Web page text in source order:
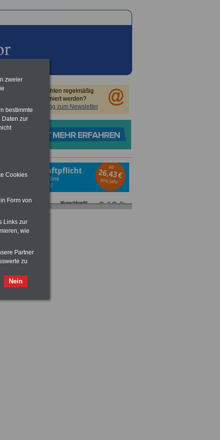
Sie möchten regelmäßig
informiert werden?
Anmeldung zum Newsletter
zweier
bestimmte
Daten zur
Cookies
Form von
Links zur
wie
Partner
zu
Nein